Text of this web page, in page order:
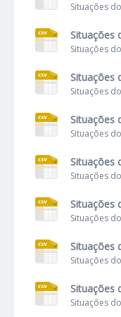
Situações
Situações
Situações
Situações
Situações
Situações
Situações
Situações
Situações
Situações
Situações
Situações
Situações
Situações
Situações